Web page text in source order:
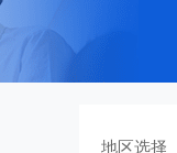
地区选择